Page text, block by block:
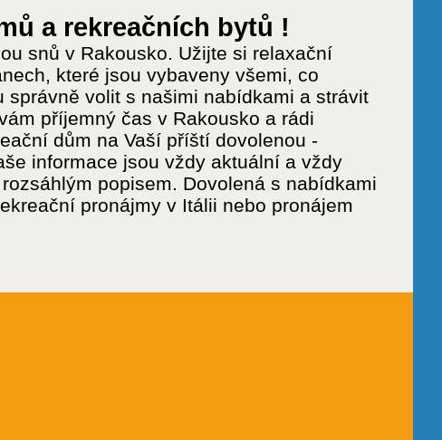
a rekreačních bytů !
snů v Rakousko. Užijte si relaxační
které jsou vybaveny všemi, co
volit s našimi nabídkami a strávit
příjemný čas v Rakousko a rádi
dům na Vaší příští dovolenou -
informace jsou vždy aktuální a vždy
popisem. Dovolená s nabídkami
pronájmy v Itálii nebo pronájem